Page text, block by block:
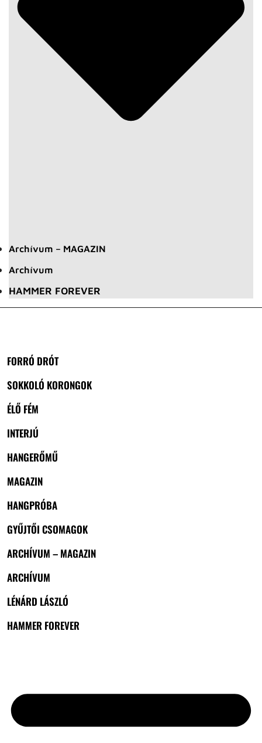
Archívum – MAGAZIN
Archívum
HAMMER FOREVER
FORRÓ DRÓT
SOKKOLÓ KORONGOK
ÉLŐ FÉM
INTERJÚ
HANGERŐMŰ
MAGAZIN
HANGPRÓBA
GYŰJTŐI CSOMAGOK
ARCHÍVUM – MAGAZIN
ARCHÍVUM
LÉNÁRD LÁSZLÓ
HAMMER FOREVER